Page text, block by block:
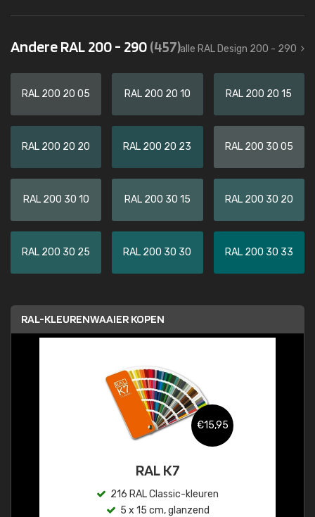
Andere RAL 200 - 290(457)alle RAL Design 200 - 290
RAL 200 20 05 RAL 200 20 10 RAL 200 20 15
RAL 200 20 20 RAL 200 20 23 RAL 200 30 05
RAL 200 30 10 RAL 200 30 15 RAL 200 30 20
RAL 200 30 25 RAL 200 30 30 RAL 200 30 33
RAL-KLEURENWAAIER KOPEN
€15,95
RAL K7
216 RAL Classic-kleuren
5 x 15 cm, glanzend